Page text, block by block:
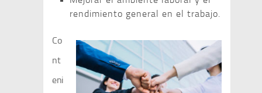
rendimiento general en el trabajo.
Co
nt
eni